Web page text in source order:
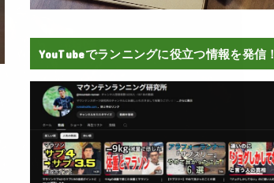
YouTubeでランニングに役立つ情報を発信！